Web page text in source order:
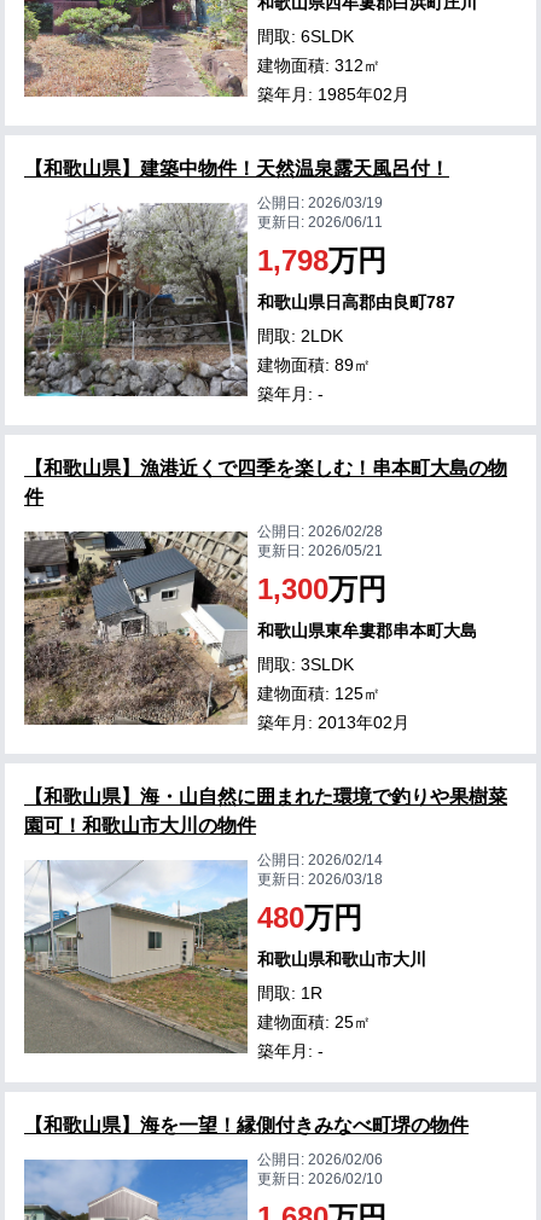
間取: 6SLDK
建物面積: 312㎡
築年月: 1985年02月
【和歌山県】建築中物件！天然温泉露天風呂付！
公開日:2026/03/19
更新日:2026/06/11
1,798万円
和歌山県日高郡由良町787
間取: 2LDK
建物面積: 89㎡
築年月: -
【和歌山県】漁港近くで四季を楽しむ！串本町大島の物
件
公開日:2026/02/28
更新日:2026/05/21
1,300万円
和歌山県東牟婁郡串本町大島
間取: 3SLDK
建物面積: 125㎡
築年月: 2013年02月
【和歌山県】海・山自然に囲まれた環境で釣りや果樹菜
園可！和歌山市大川の物件
公開日:2026/02/14
更新日:2026/03/18
480万円
和歌山県和歌山市大川
間取: 1R
建物面積: 25㎡
築年月: -
【和歌山県】海を一望！縁側付きみなべ町堺の物件
公開日:2026/02/06
更新日:2026/02/10